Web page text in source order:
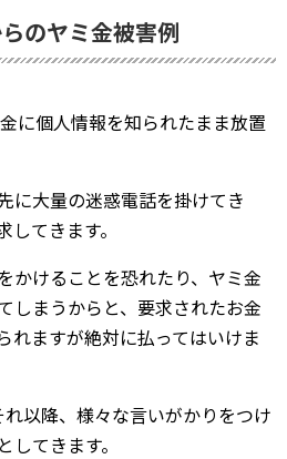
のヤミ金被害例
に個人情報を知られたまま放置
に大量の迷惑電話を掛けてき
てきます。
かけることを恐れたり、ヤミ金
しまうからと、要求されたお金
れますが絶対に払ってはいけま
以降、様々な言いがかりをつけ
てきます。